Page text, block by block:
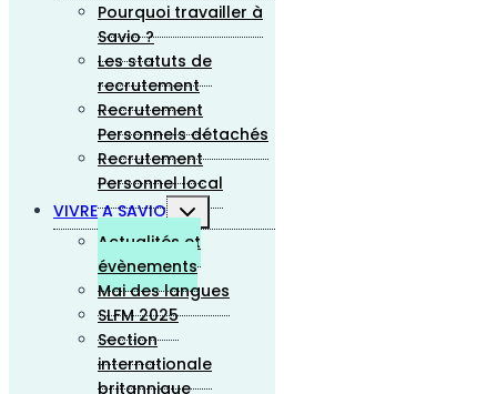
Pourquoi travailler à
Savio ?
Les statuts de
recrutement
Recrutement
Personnels détachés
Recrutement
Personnel local
VIVRE A SAVIO
Actualités et
évènements
Mai des langues
SLFM 2025
Section
internationale
britannique